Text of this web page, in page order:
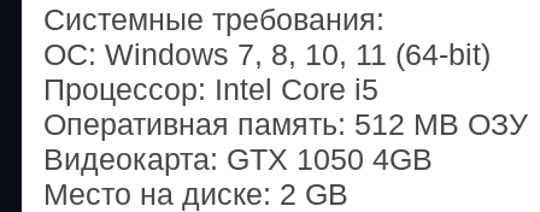
Системные требования:
ОС: Windows 7, 8, 10, 11 (64-bit)
Процессор: Intel Core i5
Оперативная память: 512 MB ОЗУ
Видеокарта: GTX 1050 4GB
Место на диске: 2 GB